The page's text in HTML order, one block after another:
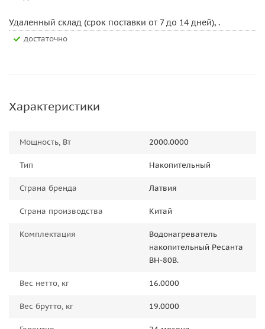
Удаленный склад (срок поставки от 7 до 14 дней), .
Достаточно
Характеристики
Мощность, Вт 2000.0000
Тип Накопительный
Страна бренда Латвия
Страна производства Китай
Комплектация
Водонагреватель
накопительный Ресанта
ВН-80В.
Вес нетто, кг 16.0000
Вес брутто, кг 19.0000